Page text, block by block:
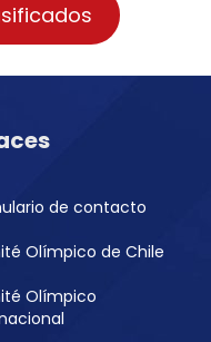
de contacto
Olímpico de Chile
Olímpico